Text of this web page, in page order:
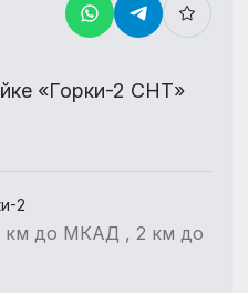
«Горки-2 СНТ»
2
км до МКАД , 2 км до